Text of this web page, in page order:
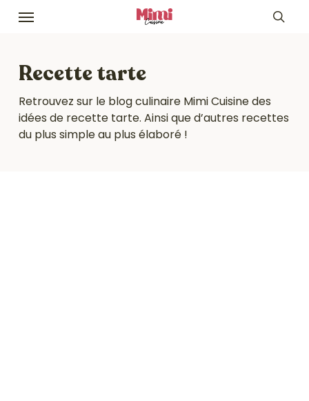
Skip
content
Menu
Recette tarte
Retrouvez sur le blog culinaire Mimi Cuisine des
idées de recette tarte. Ainsi que d’autres recettes
du plus simple au plus élaboré !